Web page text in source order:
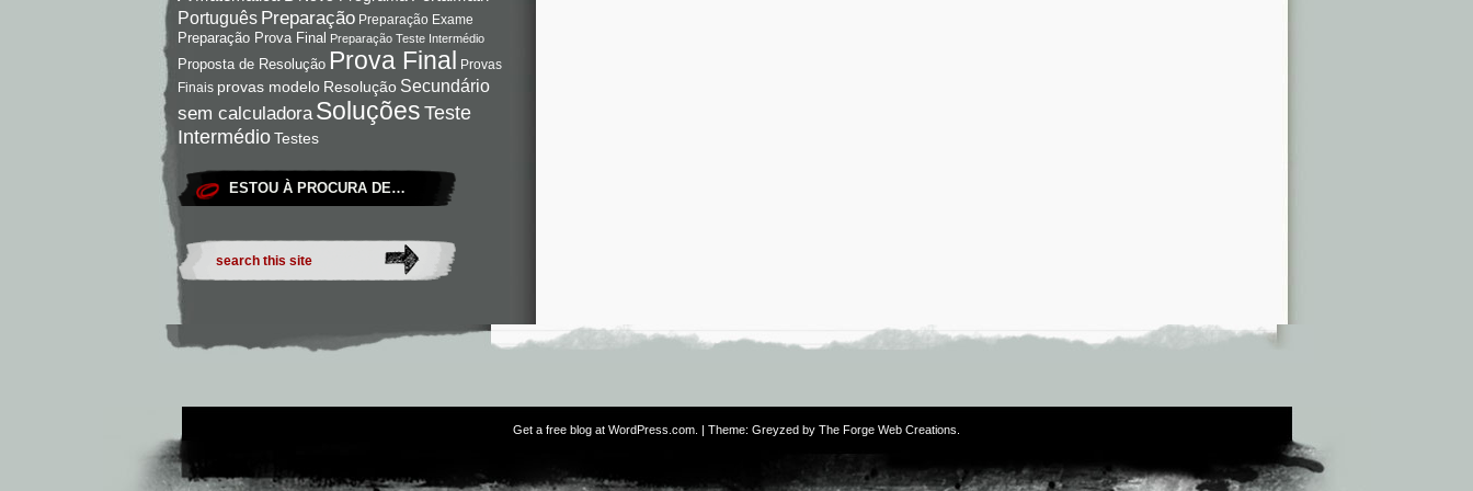
Português Preparação Preparação Exame
Preparação Prova Final Preparação Teste Intermédio
Proposta de Resolução Prova Final Provas
Finais provas modelo Resolução Secundário
sem calculadora Soluções Teste
IntermédioTestes
ESTOU À PROCURA DE…
Get a free blog at WordPress.com . | Theme: Greyzed by The Forge Web Creations